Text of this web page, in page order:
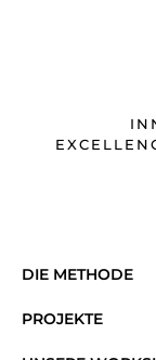
DIE METHODE
PROJEKTE